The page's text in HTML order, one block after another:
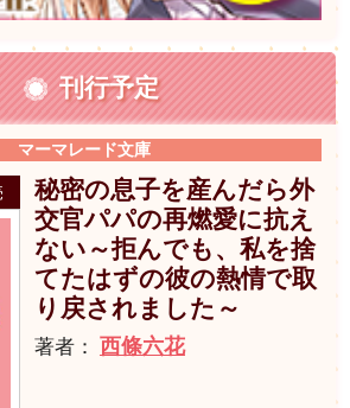
刊行予定
マーマレード文庫
秘密の息子を産んだら外
交官パパの再燃愛に抗え
ない～拒んでも、私を捨
てたはずの彼の熱情で取
り戻されました～
著者： 西條六花